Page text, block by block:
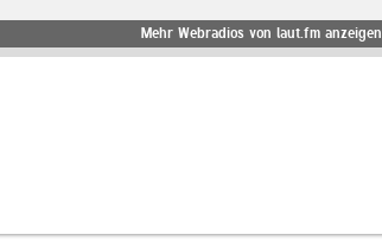
Mehr Webradios von laut.fm anzeigen